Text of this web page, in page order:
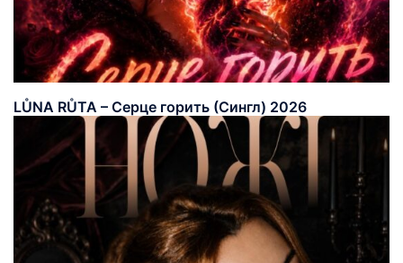
LŮNA RŮTA – Серце горить (Сингл) 2026